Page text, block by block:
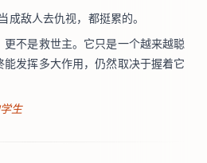
成敌人去仇视，都挺累的。
更不是救世主。它只是一个越来越聪
能发挥多大作用，仍然取决于握着它
生